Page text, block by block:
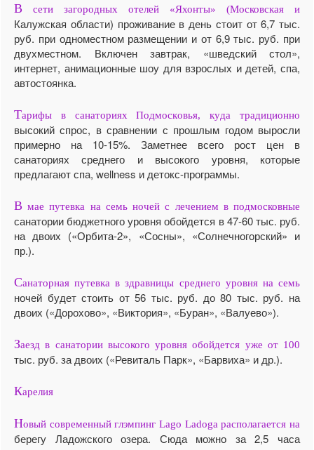
В сети загородных отелей «Яхонты» (Московская и
Калужская области) проживание в день стоит от 6,7 тыс.
руб. при одноместном размещении и от 6,9 тыс. руб. при
двухместном. Включен завтрак, «шведский стол»,
интернет, анимационные шоу для взрослых и детей, спа,
автостоянка.
Тарифы в санаториях Подмосковья, куда традиционно
высокий спрос, в сравнении с прошлым годом выросли
примерно на 10-15%. Заметнее всего рост цен в
санаториях среднего и высокого уровня, которые
предлагают спа, wellness и детокс-программы.
В мае путевка на семь ночей с лечением в подмосковные
санатории бюджетного уровня обойдется в 47-60 тыс. руб.
на двоих («Орбита-2», «Сосны», «Солнечногорский» и
пр.).
Санаторная путевка в здравницы среднего уровня на семь
ночей будет стоить от 56 тыс. руб. до 80 тыс. руб. на
двоих («Дорохово», «Виктория», «Буран», «Валуево»).
Заезд в санатории высокого уровня обойдется уже от 100
тыс. руб. за двоих («Ревиталь Парк», «Барвиха» и др.).
Карелия
Новый современный глэмпинг Lago Ladoga располагается на
берегу Ладожского озера. Сюда можно за 2,5 часа